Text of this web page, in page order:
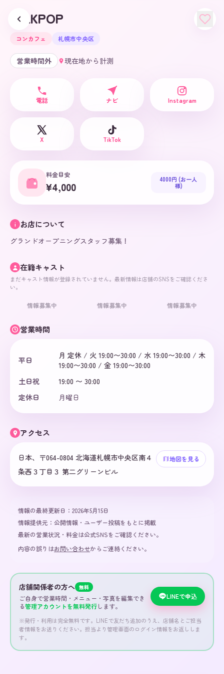
MILKPOP
コンカフェ 札幌市中央区
営業時間外 現在地から計測
電話 ナビ Instagram
X TikTok
料金目安
¥4,000
4000円 (お一人
様)
i お店について
グランドオープニングスタッフ募集！
在籍キャスト
まだキャスト情報が登録されていません。最新情報は店舗のSNSをご確認くださ
い。
情報募集中 情報募集中 情報募集中
営業時間
平日
月 定休 / 火 19:00〜30:00 / 水 19:00〜30:00 / 木
19:00〜30:00 / 金 19:00〜30:00
土日祝
19:00 〜 30:00
定休日
月曜日
アクセス
日本、〒064-0804 北海道札幌市中央区南４
条西３丁目３ 第二グリーンビル
地図を見る
情報の最終更新日： 2026年5月15日
情報提供元： 公開情報・ユーザー投稿をもとに掲載
最新の営業状況・料金は公式SNSをご確認ください。
内容の誤りはお問い合わせからご連絡ください。
店舗関係者の方へ 無料
ご自身で営業時間・メニュー・写真を編集でき
る管理アカウントを無料発行します。
LINEで申込
※発行・利用は完全無料です。LINEで友だち追加のうえ、店舗名とご担当
者情報をお送りください。担当より管理画面のログイン情報をお返ししま
す。